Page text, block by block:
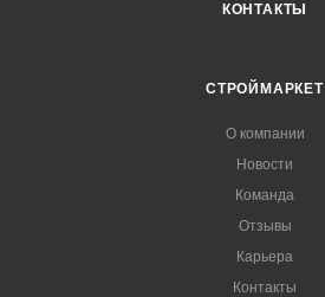
КОНТАКТЫ
СТРОЙМАРКЕТ
О компании
Новости
Команда
Отзывы
Карьера
Контакты